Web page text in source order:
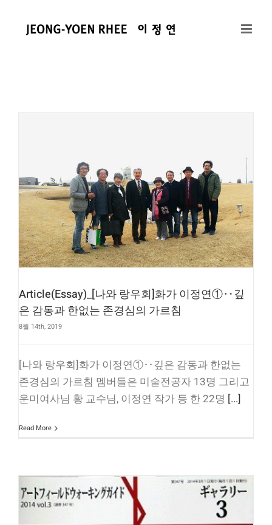
Article(Essay)_[나와 랑우회]화가 이정연①‥깊
은 감동과 한없는 존경심의 가르침
8월 14th, 2019
[나와 랑우회]화가 이정연①‥깊은 감동과 한없는
존경심의 가르침 멤버들은 미술전공자 13명 그리고
운미여사님 황 교수님, 이정연 작가 등 한 22명 [...]
Read More